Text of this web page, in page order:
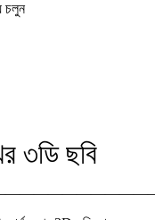
চলুন
৩ডি ছবি